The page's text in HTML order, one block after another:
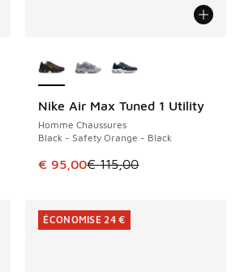
en baisse de € 79,99 à € 35,00
Nike Air Max Tuned 1 Utility
Homme Chaussures
Black - Safety Orange - Black
Cet article est en promotion.
€ 95,00€ 115,00
ÉCONOMISE 20 €
ÉCONOMISE 24 €